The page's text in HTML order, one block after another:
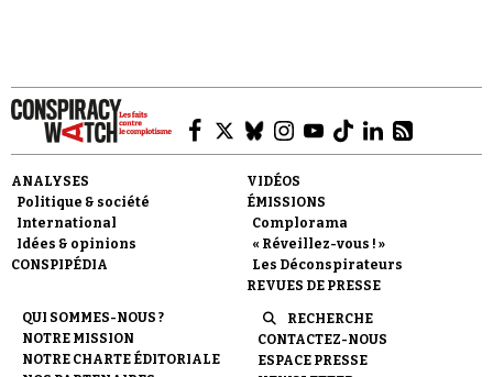
ANALYSES
Politique & société
International
Idées & opinions
CONSPIPÉDIA
VIDÉOS
ÉMISSIONS
Complorama
« Réveillez-vous ! »
Les Déconspirateurs
REVUES DE PRESSE
QUI SOMMES-NOUS ?
NOTRE MISSION
NOTRE CHARTE ÉDITORIALE
RECHERCHE
CONTACTEZ-NOUS
ESPACE PRESSE